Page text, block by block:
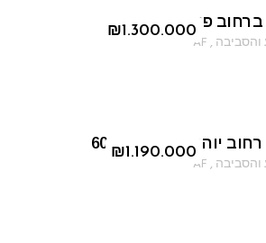
₪1.300.000
ברחוב פיארברג
,
AF
₪1.190.000
יוהנה זבוטינסקי 60
,
AF